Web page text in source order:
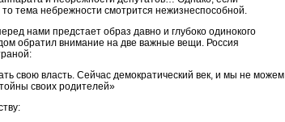
тема небрежности смотрится нежизнеспособной.
нами предстает образ давно и глубоко одинокого
обратил внимание на две важные вещи. Россия
свою власть. Сейчас демократический век, и мы не можем
своих родителей»